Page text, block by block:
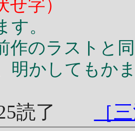
せ字）
す。
作のラストと
明かしてもか
読了
［